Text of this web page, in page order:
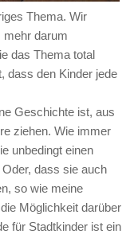
Thema. Wir
mehr darum
das Thema total
dass den Kinder jede
Geschichte ist, aus
ziehen. Wie immer
unbedingt einen
dass sie auch
so wie meine
Möglichkeit darüber
für Stadtkinder ist ein